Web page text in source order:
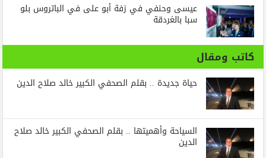
عيسى وحنفي في زفة أبو على في الباتروس بلو
سبا بالغردقة
كاتب ومقال
حياة جديدة .. بقلم الصحفي الكبير خالد صلاح الدين
السياحة وأهميتها .. بقلم الصحفي الكبير خالد صلاح
الدين